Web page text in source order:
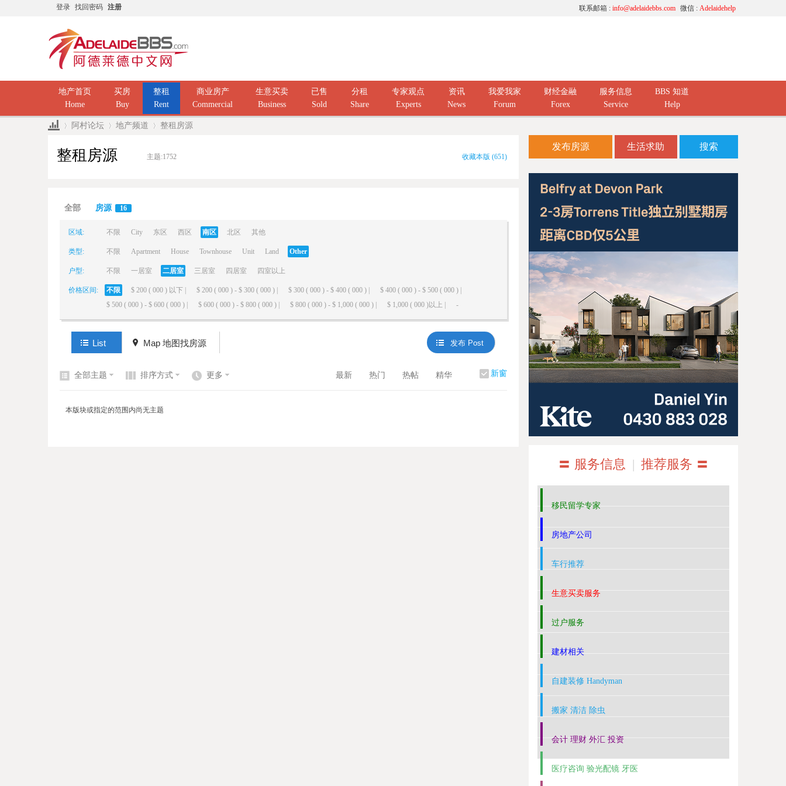
登录 找回密码 注册 微信 : Adelaidehelp
联系邮箱 : info@adelaidebbs.com
地产首页
Home
买房
Buy
整租
Rent
商业房产
Commercial
生意买卖
Business
已售
Sold
分租
Share
专家观点
Experts
资讯
News
我爱我家
Forum
财经金融
Forex
服务信息
Service
BBS 知道
Help
阿村论坛 地产频道 整租房源
整租房源 主题:1752 收藏本版 (651)
全部 房源 16
区域: 不限 City 东区 西区 南区 北区 其他
类型: 不限 Apartment House Townhouse Unit Land Other
户型: 不限 一居室 二居室 三居室 四居室 四室以上
价格区间: 不限 $ 200 ( 000 ) 以下 | $ 200 ( 000 ) - $ 300 ( 000 ) | $ 300 ( 000 ) - $ 400 ( 000 ) |
$ 400 ( 000 ) - $ 500 ( 000 ) |
$ 500 ( 000 ) - $ 600 ( 000 ) |
$ 600 ( 000 ) - $ 800 ( 000 ) | $ 800 ( 000 ) - $ 1,000 ( 000 ) | $ 1,000 ( 000 )以上 | -
List Map 地图找房源 发布 Post
新窗
全部主题 排序方式 更多 最新 热门 热帖 精华
本版块或指定的范围内尚无主题
发布房源 生活求助 搜索
〓 服务信息 | 推荐服务 〓
移民留学专家
房地产公司
车行推荐
生意买卖服务
过户服务
建材相关
自建装修 Handyman
搬家 清洁 除虫
会计 理财 外汇 投资
医疗咨询 验光配镜 牙医